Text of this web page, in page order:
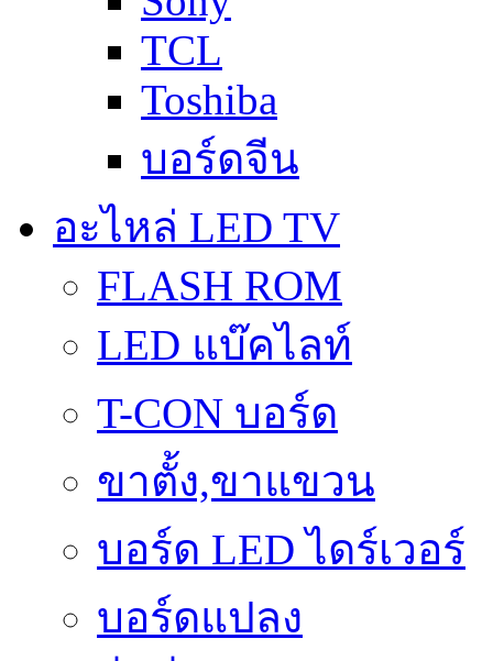
TCL
Toshiba
บอร์ดจีน
อะไหล่ LED TV
FLASH ROM
LED แบ๊คไลท์
T-CON บอร์ด
ขาตั้ง,ขาแขวน
บอร์ด LED ไดร์เวอร์
บอร์ดแปลง